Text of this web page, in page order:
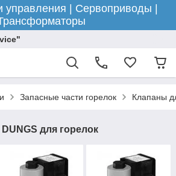
| Сервоприводы |
Запасные части горелок Клапаны
для горелок